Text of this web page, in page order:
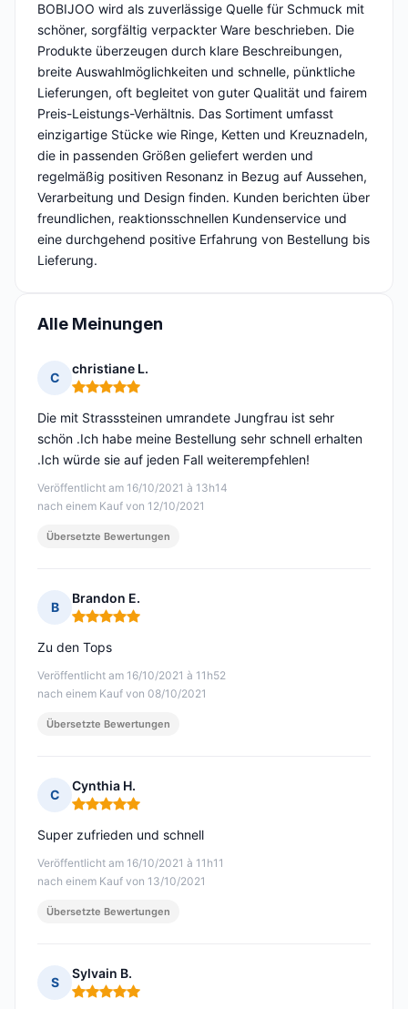
BOBIJOO wird als zuverlässige Quelle für Schmuck mit
schöner, sorgfältig verpackter Ware beschrieben. Die
Produkte überzeugen durch klare Beschreibungen,
breite Auswahlmöglichkeiten und schnelle, pünktliche
Lieferungen, oft begleitet von guter Qualität und fairem
Preis-Leistungs-Verhältnis. Das Sortiment umfasst
einzigartige Stücke wie Ringe, Ketten und Kreuznadeln,
die in passenden Größen geliefert werden und
regelmäßig positiven Resonanz in Bezug auf Aussehen,
Verarbeitung und Design finden. Kunden berichten über
freundlichen, reaktionsschnellen Kundenservice und
eine durchgehend positive Erfahrung von Bestellung bis
Lieferung.
Alle Meinungen
C
christiane L.
Hinweis: 5 von 5
Veröffentlicht am 16/10/2021 à 13h14
nach einem Kauf von 12/10/2021
Die mit Strasssteinen umrandete Jungfrau ist sehr
schön .Ich habe meine Bestellung sehr schnell erhalten
.Ich würde sie auf jeden Fall weiterempfehlen!
Übersetzte Bewertungen
B
Brandon E.
Hinweis: 5 von 5
Veröffentlicht am 16/10/2021 à 11h52
nach einem Kauf von 08/10/2021
Zu den Tops
Übersetzte Bewertungen
C
Cynthia H.
Hinweis: 5 von 5
Veröffentlicht am 16/10/2021 à 11h11
nach einem Kauf von 13/10/2021
Super zufrieden und schnell
Übersetzte Bewertungen
S
Sylvain B.
Hinweis: 5 von 5